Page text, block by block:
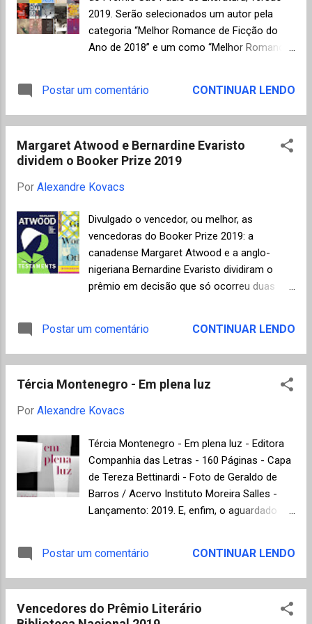
fusão entre esses estilos. O autor parte de
um texto de cunho regionalista, inclusive
com citações a lendas urbanas populares
exemplo, "O lado de lá" (vencedor do prêmio
humanista e original que será desenvolvi...
2019. Serão selecionados um autor pela
categoria “Melhor Romance de Ficção do
Ano de 2018” e um como “Melhor Romance
Mesmo com a redução de uma categoria
neste ano, ainda é o maior concurso literário
gênero. Fico feliz de ter resenhado aqui no
Mundo de K alguns dos finalistas (sigam os
links para as resenhas completas): A
Eufrates de André de Leones, Do lado de
dentro do mar de Daniela Stoll e Entre as
mãos de Juliana Leite. Desejo boa sorte a
todos! Segue a relação de autores finalistas
e editoras desta edição: Melhor Romance de
seus mortos (Companhia das Letras) André
Carola...
Postar um comentário CONTINUAR LENDO
Margaret Atwood e Bernardine Evaristo
dividem o Booker Prize 2019
Por Alexandre Kovacs
Divulgado o vencedor, ou melhor, as
vencedoras do Booker Prize 2019: a
canadense Margaret Atwood e a anglo-
nigeriana Bernardine Evaristo dividiram o
prêmio em decisão que só ocorreu duas
Middleton) e a segunda em 1992 (Michael
Ondaatje / Barry Unsworth). Margaret
surpresa ficou por conta de Bernardine
Evaristo que superou Salman Rushdie entre
nigerianos, Bernardine Evaristo é autora de
oito livros e ensina escrita criativa na
Universidade de Brunel, em Londres. O livro
narra a história de 12 personagens dos
séculos XX e XXI, a maior parte das quais
são mulheres negras vivendo no Reino
continuação de O conto da Aia ganha uma
embora nem precisasse depois da famosa
série para TV: The Handmaid's Tale . Este é o
segundo Booker Pri...
Postar um comentário CONTINUAR LENDO
Tércia Montenegro - Em plena luz
Por Alexandre Kovacs
Tércia Montenegro - Em plena luz - Editora
Companhia das Letras - 160 Páginas - Capa
de Tereza Bettinardi - Foto de Geraldo de
Barros / Acervo Instituto Moreira Salles -
Lançamento: 2019. E, enfim, o aguardado
(Companhia das Letras, 2015), a autora
lança agora Em plena luz , no qual volta a
originalidade sobre aspectos inusitados dos
Postar um comentário CONTINUAR LENDO
Vencedores do Prêmio Literário